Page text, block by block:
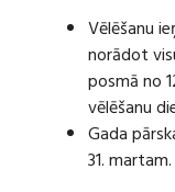
Vēlēšanu
norādot
posmā no
vēlēšanu
Gada
31. martam.